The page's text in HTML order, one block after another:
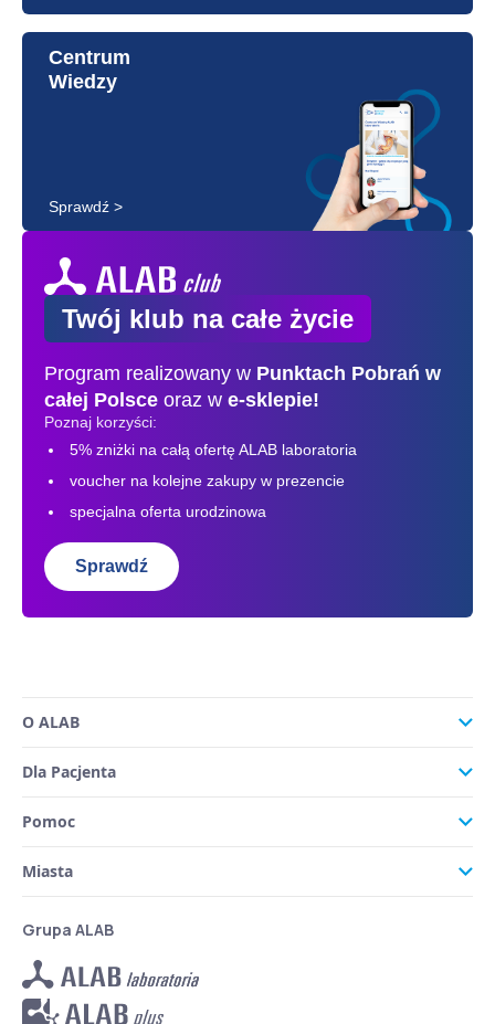
Centrum
Wiedzy
Sprawdź >
Twój klub na całe życie
Program realizowany w Punktach Pobrań w
całej Polsce oraz w e-sklepie!
Poznaj korzyści:
5% zniżki na całą ofertę ALAB laboratoria
voucher na kolejne zakupy w prezencie
specjalna oferta urodzinowa
Sprawdź
O ALAB
Dla Pacjenta
Pomoc
Miasta
Grupa ALAB